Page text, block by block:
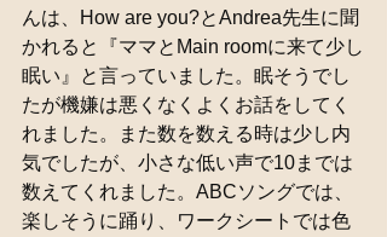
んは、How are you?とAndrea先生に聞
かれると『ママとMain roomに来て少し
眠い』と言っていました。眠そうでし
たが機嫌は悪くなくよくお話をしてく
れました。また数を数える時は少し内
気でしたが、小さな低い声で10までは
数えてくれました。ABCソングでは、
楽しそうに踊り、ワークシートでは色